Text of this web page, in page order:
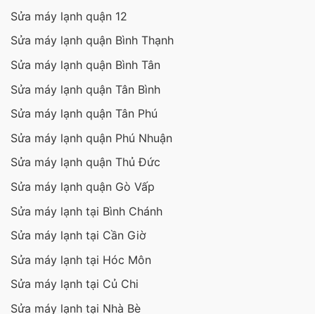
Sửa máy lạnh quận 12
Sửa máy lạnh quận Bình Thạnh
Sửa máy lạnh quận Bình Tân
Sửa máy lạnh quận Tân Bình
Sửa máy lạnh quận Tân Phú
Sửa máy lạnh quận Phú Nhuận
Sửa máy lạnh quận Thủ Đức
Sửa máy lạnh quận Gò Vấp
Sửa máy lạnh tại Bình Chánh
Sửa máy lạnh tại Cần Giờ
Sửa máy lạnh tại Hóc Môn
Sửa máy lạnh tại Củ Chi
Sửa máy lạnh tại Nhà Bè